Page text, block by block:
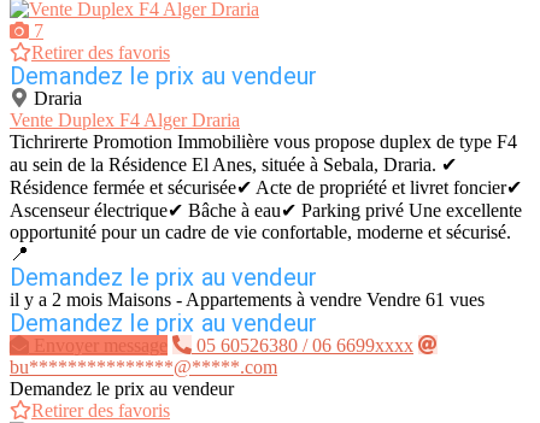
7
Retirer des favoris
Demandez le prix au vendeur
Draria
Vente Duplex F4 Alger Draria
Tichrirerte Promotion Immobilière vous propose duplex de type F4
au sein de la Résidence El Anes, située à Sebala, Draria. ✔
Résidence fermée et sécurisée✔ Acte de propriété et livret foncier✔
Ascenseur électrique✔ Bâche à eau✔ Parking privé Une excellente
opportunité pour un cadre de vie confortable, moderne et sécurisé.
📍
Demandez le prix au vendeur
il y a 2 mois Maisons - Appartements à vendre Vendre 61 vues
Demandez le prix au vendeur
Envoyer message
05 60526380 / 06 6699xxxx
bu***************@*****.com
Demandez le prix au vendeur
Retirer des favoris